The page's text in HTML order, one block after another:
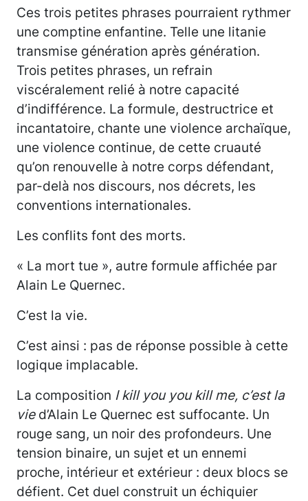
Ces trois petites phrases pourraient rythmer
une comptine enfantine. Telle une litanie
transmise génération après génération.
Trois petites phrases, un refrain
viscéralement relié à notre capacité
d’indifférence. La formule, destructrice et
incantatoire, chante une violence archaïque,
une violence continue, de cette cruauté
qu’on renouvelle à notre corps défendant,
par-delà nos discours, nos décrets, les
conventions internationales.
Les conflits font des morts.
« La mort tue », autre formule affichée par
Alain Le Quernec.
C’est la vie.
C’est ainsi : pas de réponse possible à cette
logique implacable.
La composition I kill you you kill me, c’est la
vied’Alain Le Quernec est suffocante. Un
rouge sang, un noir des profondeurs. Une
tension binaire, un sujet et un ennemi
proche, intérieur et extérieur : deux blocs se
défient. Cet duel construit un échiquier